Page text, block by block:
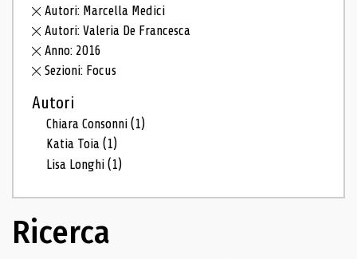
Autori: Marcella Medici
Autori: Valeria De Francesca
Anno: 2016
Sezioni: Focus
Autori
Chiara Consonni(1)
Katia Toia(1)
Lisa Longhi(1)
Ricerca